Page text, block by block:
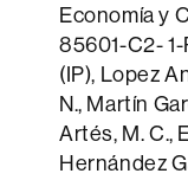
Economía y
85601-C2- 1-
(IP), Lopez
N., Martín
Artés, M. C.,
Hernández